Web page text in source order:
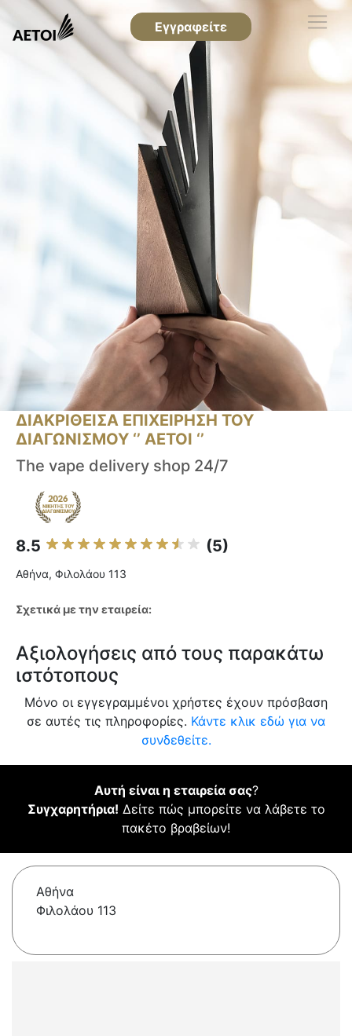
Εγγραφείτε
ΔΙΑΚΡΙΘΕΙΣΑ ΕΠΙΧΕΙΡΗΣΗ ΤΟΥ
ΔΙΑΓΩΝΙΣΜΟΥ ‘’ ΑΕΤΟΙ ‘’
The vape delivery shop 24/7
8.5 (5)
Αθήνα, Φιλολάου 113
Σχετικά με την εταιρεία:
Αξιολογήσεις από τους παρακάτω
ιστότοπους
Μόνο οι εγγεγραμμένοι χρήστες έχουν πρόσβαση
σε αυτές τις πληροφορίες. Κάντε κλικ εδώ για να
συνδεθείτε.
Αυτή είναι η εταιρεία σας?
Συγχαρητήρια! Δείτε πώς μπορείτε να λάβετε το
πακέτο βραβείων!
Αθήνα
Φιλολάου 113